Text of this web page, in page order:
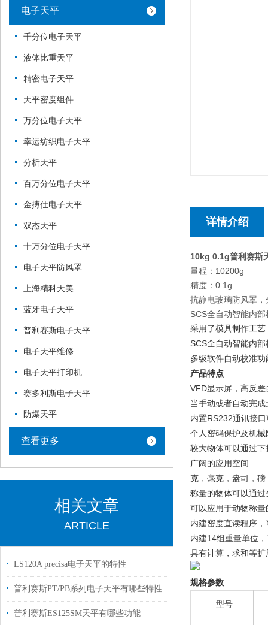
电子天平
千分位电子天平
液体比重天平
精密电子天平
天平密度组件
万分位电子天平
幸运纺织电子天平
分析天平
百万分位电子天平
金搏仕电子天平
双杰天平
十万分位电子天平
电子天平防风罩
上海精科天美
蓝牙电子天平
普利赛斯电子天平
电子天平维修
电子天平打印机
赛多利斯电子天平
防爆天平
查看更多
相关文章
ARTICLE
LS120A precisa电子天平的特性
普利赛斯PT/PB系列电子天平有哪些特性
普利赛斯ES125SM天平有哪些功能
详情介绍
10kg 0.1g普利赛斯
量程：10200g
精度：0.1g
抗静电玻璃防风罩
SCS全自动智能内
采用了模具制作工
SCS全自动智能内
多级软件自动校准
产品特点
VFD显示屏，高反
当手动或者自动完
内置RS232通讯接
个人密码保护及机
较大物体可以通过
广阔的应用空间
克，毫克，盎司，
称量的物体可以通
可以应用于动物称量
内建密度直读程序
内建14组重量单位
具有计算，求和等
规格参数
型号